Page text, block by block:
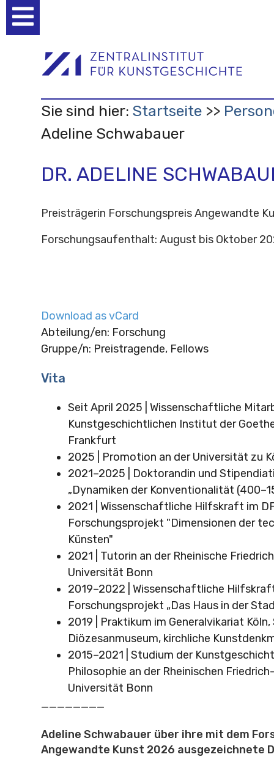
Werkzeuge
Sie sind hier: Startseite
Adeline Schwabauer
DR. ADELINE
Preisträgerin Forschungspreis Angewandte
Forschungsaufenthalt: August bis Oktober
Download as vCard
Abteilung/en: Forschung
Gruppe/n: Preistragende, Fellows
Vita
Seit April 2025 | Wissenschaftliche
Kunstgeschichtlichen Institut der
Frankfurt
2025 | Promotion an der Universität zu
2021–2025 | Doktorandin und
„Dynamiken der Konventionalität
2021 | Wissenschaftliche Hilfskraft im
Forschungsprojekt "Dimensionen der
Künsten"
2021 | Tutorin an der Rheinische
Universität Bonn
2019–2022 | Wissenschaftliche
Forschungsprojekt „Das Haus in der
2019 | Praktikum im Generalvikariat
Diözesanmuseum, kirchliche
2015–2021 | Studium der
Philosophie an der Rheinischen
Universität Bonn
________
Adeline Schwabauer über ihre mit dem
Angewandte Kunst 2026 ausgezeichnete